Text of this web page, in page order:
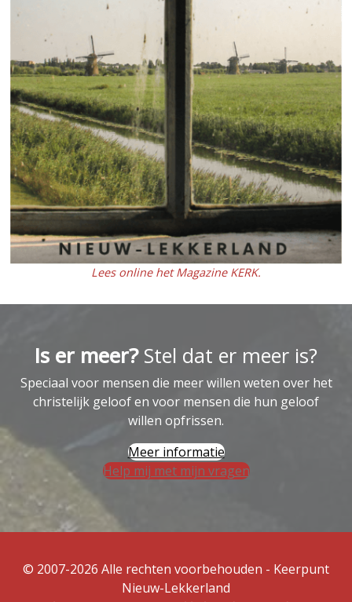
Lees online het Magazine KERK.
Is er meer?Stel dat er meer is?
Speciaal voor mensen die meer willen weten over het
christelijk geloof en voor mensen die hun geloof
willen opfrissen.
Meer informatie
Help mij met mijn vragen
© 2007-2026 Alle rechten voorbehouden - Keerpunt
Nieuw-Lekkerland